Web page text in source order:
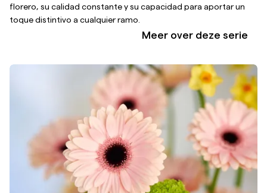
florero, su calidad constante y su capacidad para aportar un
toque distintivo a cualquier ramo.
Meer over deze serie